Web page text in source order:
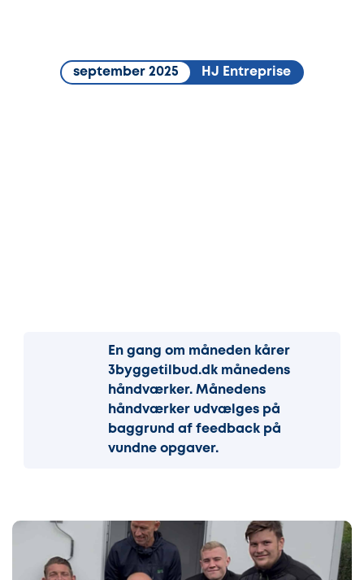
september 2025 HJ Entreprise
En gang om måneden kårer
3byggetilbud.dk månedens
håndværker. Månedens
håndværker udvælges på
baggrund af feedback på
vundne opgaver.